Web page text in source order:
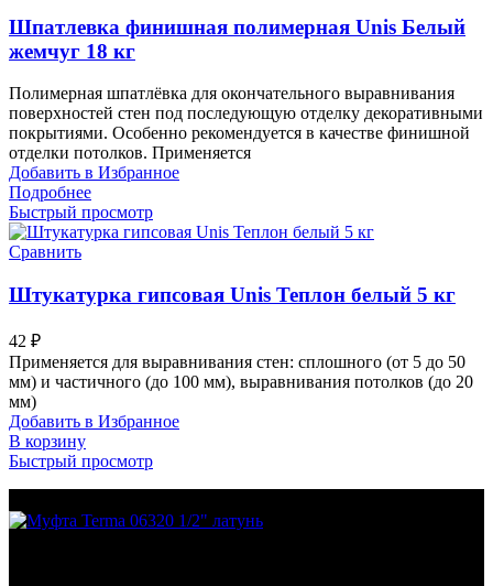
Шпатлевка финишная полимерная Unis Белый
жемчуг 18 кг
Полимерная шпатлёвка для окончательного выравнивания
поверхностей стен под последующую отделку декоративными
покрытиями. Особенно рекомендуется в качестве финишной
отделки потолков. Применяется
Добавить в Избранное
Подробнее
Быстрый просмотр
Сравнить
Штукатурка гипсовая Unis Теплон белый 5 кг
42 ₽
Применяется для выравнивания стен: сплошного (от 5 до 50
мм) и частичного (до 100 мм), выравнивания потолков (до 20
мм)
Добавить в Избранное
В корзину
Быстрый просмотр